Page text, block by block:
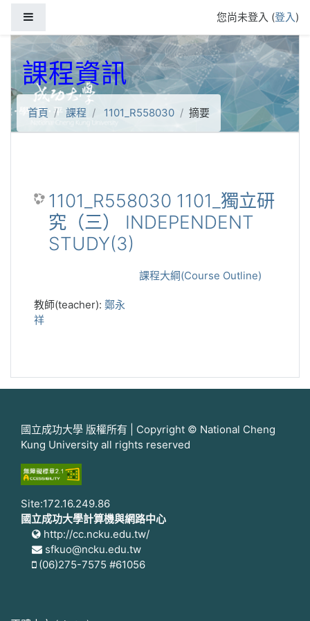
您尚未登入 (登入)
課程資訊
首頁 課程 1101_R558030 摘要
1101_R558030 1101_獨立研
究（三） INDEPENDENT
STUDY(3)
課程大綱(Course Outline)
教師(teacher): 鄭永
祥
國立成功大學 版權所有 | Copyright © National Cheng
Kung University all rights reserved
Site:172.16.249.86
國立成功大學計算機與網路中心
http://cc.ncku.edu.tw/
sfkuo@ncku.edu.tw
(06)275-7575 #61056